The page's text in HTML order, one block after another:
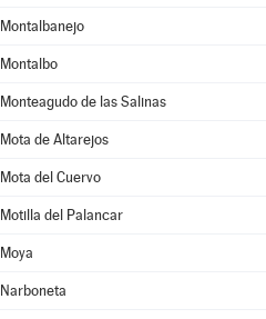
Montalbanejo
Montalbo
Monteagudo de las Salinas
Mota de Altarejos
Mota del Cuervo
Motilla del Palancar
Moya
Narboneta